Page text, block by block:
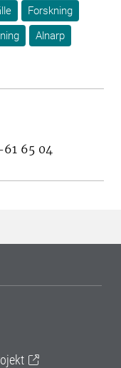
Forskning
Alnarp
61 65 04